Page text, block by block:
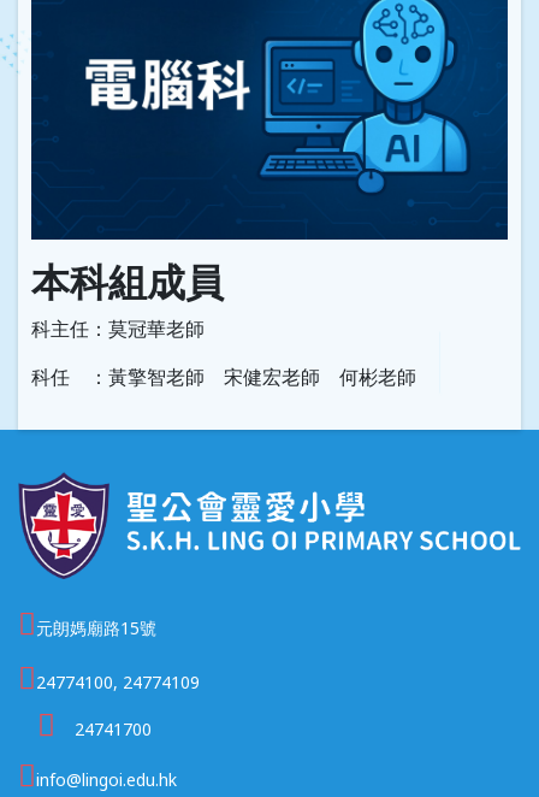
本科組成員
科主任：莫冠華老師
科任 ：黃擎智老師 宋健宏老師 何彬老師
元朗媽廟路15號
24774100, 24774109
24741700
info@lingoi.edu.hk